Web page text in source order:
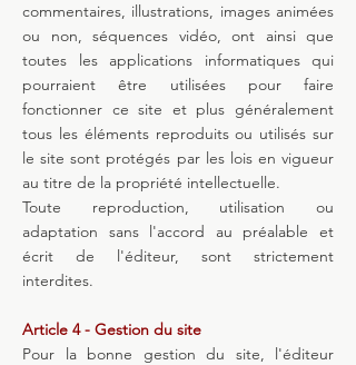
commentaires, illustrations, images animées
ou non, séquences vidéo, ont ainsi que
toutes les applications informatiques qui
pourraient être utilisées pour faire
fonctionner ce site et plus généralement
tous les éléments reproduits ou utilisés sur
le site sont protégés par les lois en vigueur
au titre de la propriété intellectuelle.
Toute reproduction, utilisation ou
adaptation sans l'accord au préalable et
écrit de l'éditeur, sont strictement
interdites.
Article 4 - Gestion du site
Pour la bonne gestion du site, l'éditeur